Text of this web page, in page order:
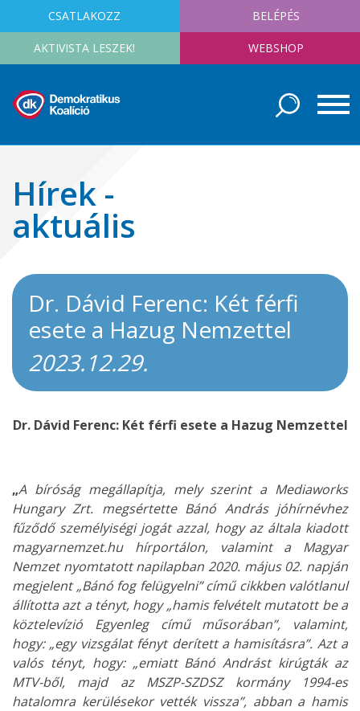
CSATLAKOZZ BELÉPÉS
AKTIVISTA LESZEK! WEBSHOP
Hírek -
aktuális
Dr. Dávid Ferenc: Két férfi
esete a Hazug Nemzettel
2023.12.29.
Dr. Dávid Ferenc: Két férfi esete a Hazug Nemzettel
„A bíróság megállapítja, mely szerint a Mediaworks
Hungary Zrt. megsértette Bánó András jóhírnévhez
fűződő személyiségi jogát azzal, hogy az általa kiadott
magyarnemzet.hu hírportálon, valamint a Magyar
Nemzet nyomtatott napilapban 2020. május 02. napján
megjelent „Bánó fog felügyelni” című cikkben valótlanul
állította azt a tényt, hogy „hamis felvételt mutatott be a
köztelevízió Egyenleg című műsorában”, valamint,
hogy: „egy vizsgálat fényt derített a hamisításra”. Azt a
valós tényt, hogy: „emiatt Bánó Andrást kirúgták az
MTV-ből, majd az MSZP-SZDSZ kormány 1994-es
hatalomra kerülésekor vették vissza”, abban a hamis